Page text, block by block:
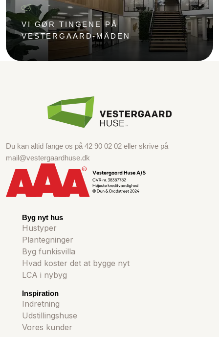
VI GØR TINGENE PÅ
VESTERGAARD-MÅDEN
Du kan altid fange os på 42 90 02 02 eller skrive på
mail@vestergaardhuse.dk
Byg nyt hus
Hustyper
Plantegninger
Byg funkisvilla
Hvad koster det at bygge nyt
LCA i nybyg
Inspiration
Indretning
Udstillingshuse
Vores kunder